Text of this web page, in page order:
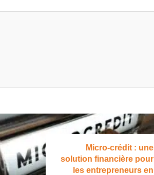
Micro-crédit : une
solution financière pour
les entrepreneurs en